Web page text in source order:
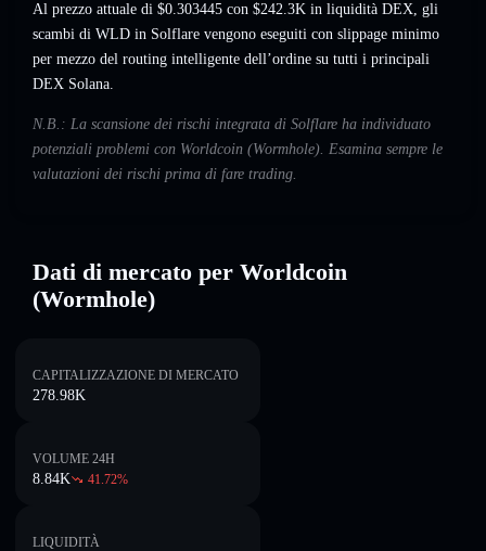
Al prezzo attuale di $0.303445 con $242.3K in liquidità DEX, gli
scambi di WLD in Solflare vengono eseguiti con slippage minimo
per mezzo del routing intelligente dell’ordine su tutti i principali
DEX Solana.
N.B.: La scansione dei rischi integrata di Solflare ha individuato
potenziali problemi con Worldcoin (Wormhole). Esamina sempre le
valutazioni dei rischi prima di fare trading.
Dati di mercato per Worldcoin
(Wormhole)
CAPITALIZZAZIONE DI MERCATO
278.98K
VOLUME 24H
8.84K 41.72%
LIQUIDITÀ